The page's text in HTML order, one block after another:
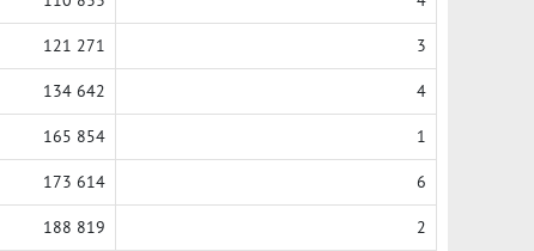
121 271 3
134 642 4
165 854 1
173 614 6
188 819 2